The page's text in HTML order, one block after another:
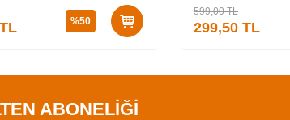
TL %50
599,00TL
299,50 TL
ABONELİĞİ